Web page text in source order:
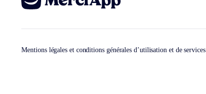
Mentions légales et conditions générales d’utilisation et de services